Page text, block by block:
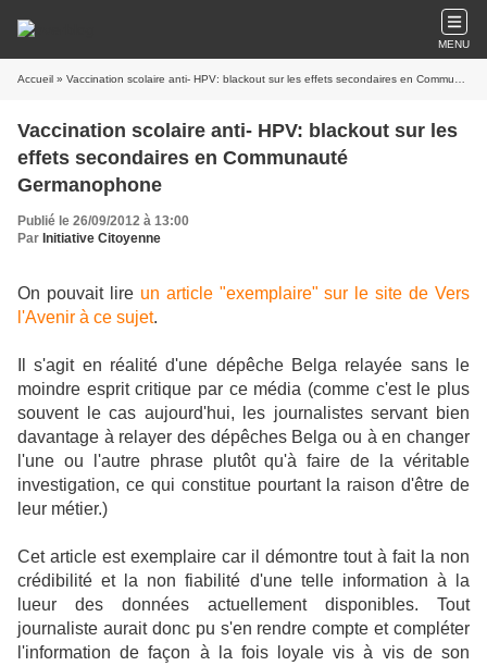
MENU
Accueil » Vaccination scolaire anti- HPV: blackout sur les effets secondaires en Communauté Germanophone
Vaccination scolaire anti- HPV: blackout sur les
effets secondaires en Communauté
Germanophone
Publié le 26/09/2012 à 13:00
Par Initiative Citoyenne
On pouvait lire un article "exemplaire" sur le site de Vers
l'Avenir à ce sujet.
Il s'agit en réalité d'une dépêche Belga relayée sans le
moindre esprit critique par ce média (comme c'est le plus
souvent le cas aujourd'hui, les journalistes servant bien
davantage à relayer des dépêches Belga ou à en changer
l'une ou l'autre phrase plutôt qu'à faire de la véritable
investigation, ce qui constitue pourtant la raison d'être de
leur métier.)
Cet article est exemplaire car il démontre tout à fait la non
crédibilité et la non fiabilité d'une telle information à la
lueur des données actuellement disponibles. Tout
journaliste aurait donc pu s'en rendre compte et compléter
l'information de façon à la fois loyale vis à vis de son